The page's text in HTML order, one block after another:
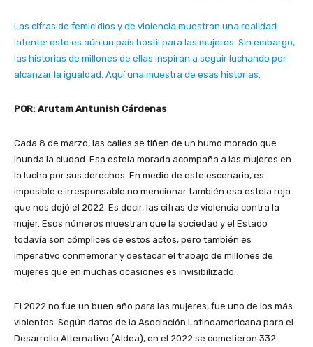
Las cifras de femicidios y de violencia muestran una realidad
latente: este es aún un país hostil para las mujeres. Sin embargo,
las historias de millones de ellas inspiran a seguir luchando por
alcanzar la igualdad. Aquí una muestra de esas historias.
POR: Arutam Antunish Cárdenas
Cada 8 de marzo, las calles se tiñen de un humo morado que
inunda la ciudad. Esa estela morada acompaña a las mujeres en
la lucha por sus derechos. En medio de este escenario, es
imposible e irresponsable no mencionar también esa estela roja
que nos dejó el 2022. Es decir, las cifras de violencia contra la
mujer. Esos números muestran que la sociedad y el Estado
todavía son cómplices de estos actos, pero también es
imperativo conmemorar y destacar el trabajo de millones de
mujeres que en muchas ocasiones es invisibilizado.
El 2022 no fue un buen año para las mujeres, fue uno de los más
violentos. Según datos de la Asociación Latinoamericana para el
Desarrollo Alternativo (Aldea), en el 2022 se cometieron 332